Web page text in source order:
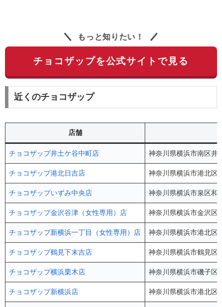
もっと知りたい！
チョコザップを公式サイトで見る
近くのチョコザップ
店舗
チョコザップ井土ケ谷中町店 神奈川県横浜市南区
チョコザップ港北日吉店 神奈川県横浜市港北
チョコザップいずみ中央店 神奈川県横浜市泉区
チョコザップ金沢谷津（女性専用）店 神奈川県横浜市金沢
チョコザップ新横浜一丁目（女性専用）店 神奈川県横浜市港北
チョコザップ鶴見下末吉店 神奈川県横浜市鶴見
チョコザップ横浜栗木店 神奈川県横浜市磯子
チョコザップ新横浜店 神奈川県横浜市港北